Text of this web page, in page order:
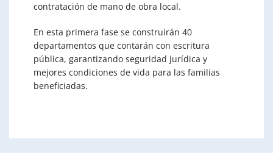
contratación de mano de obra local.
En esta primera fase se construirán 40
departamentos que contarán con escritura
pública, garantizando seguridad jurídica y
mejores condiciones de vida para las familias
beneficiadas.